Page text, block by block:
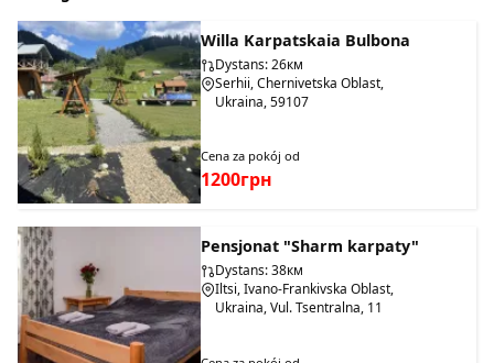
Willa Karpatskaia Bulbona
Dystans: 26км
Serhii, Chernivetska Oblast,
Ukraina, 59107
Cena za pokój od
1200грн
Pensjonat "Sharm karpaty"
Dystans: 38км
Iltsi, Ivano-Frankivska Oblast,
Ukraina, Vul. Tsentralna, 11